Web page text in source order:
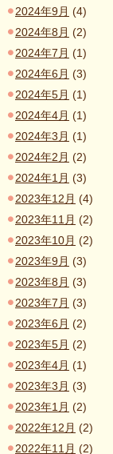
2024年9月 (4)
2024年8月 (2)
2024年7月 (1)
2024年6月 (3)
2024年5月 (1)
2024年4月 (1)
2024年3月 (1)
2024年2月 (2)
2024年1月 (3)
2023年12月 (4)
2023年11月 (2)
2023年10月 (2)
2023年9月 (3)
2023年8月 (3)
2023年7月 (3)
2023年6月 (2)
2023年5月 (2)
2023年4月 (1)
2023年3月 (3)
2023年1月 (2)
2022年12月 (2)
2022年11月 (2)